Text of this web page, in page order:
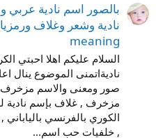
بالصور اسم نادية
meaning
السلام عليكم اهلا احبتي
ناديةاتمنى الموضوع ينال
صور ومعنى والاسم مزخرف
مزخرف , غلاف بإسم نادية
الكوري بالفرنسي
, خلفيات حب اسم...